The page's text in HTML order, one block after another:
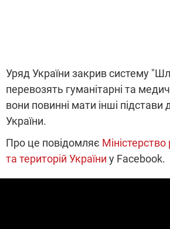
Уряд України закрив систему
перевозять гуманітарні та
вони повинні мати інші підстави
України.
Про це повідомляє
та територій України у Facebook.